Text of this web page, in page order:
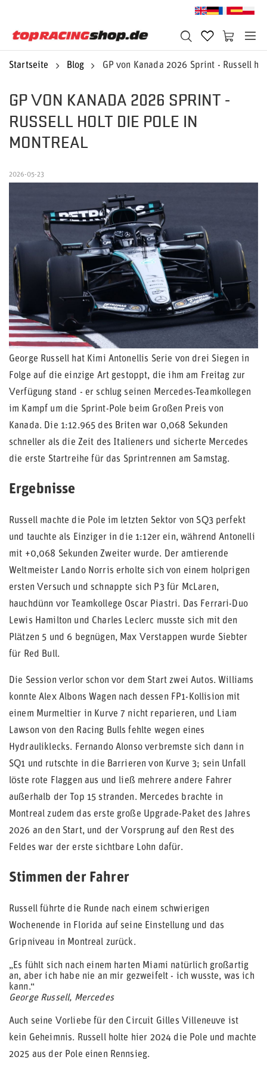
Startseite Blog GP von Kanada 2026 Sprint - Russell
GP VON KANADA 2026 SPRINT -
RUSSELL HOLT DIE POLE IN
MONTREAL
2026-05-23
George Russell hat Kimi Antonellis Serie von drei Siegen in
Folge auf die einzige Art gestoppt, die ihm am Freitag zur
Verfügung stand - er schlug seinen Mercedes-Teamkollegen
im Kampf um die Sprint-Pole beim Großen Preis von
Kanada. Die 1:12.965 des Briten war 0,068 Sekunden
schneller als die Zeit des Italieners und sicherte Mercedes
die erste Startreihe für das Sprintrennen am Samstag.
Ergebnisse
Russell machte die Pole im letzten Sektor von SQ3 perfekt
und tauchte als Einziger in die 1:12er ein, während Antonelli
mit +0,068 Sekunden Zweiter wurde. Der amtierende
Weltmeister Lando Norris erholte sich von einem holprigen
ersten Versuch und schnappte sich P3 für McLaren,
hauchdünn vor Teamkollege Oscar Piastri. Das Ferrari-Duo
Lewis Hamilton und Charles Leclerc musste sich mit den
Plätzen 5 und 6 begnügen, Max Verstappen wurde Siebter
für Red Bull.
Die Session verlor schon vor dem Start zwei Autos. Williams
konnte Alex Albons Wagen nach dessen FP1-Kollision mit
einem Murmeltier in Kurve 7 nicht reparieren, und Liam
Lawson von den Racing Bulls fehlte wegen eines
Hydrauliklecks. Fernando Alonso verbremste sich dann in
SQ1 und rutschte in die Barrieren von Kurve 3; sein Unfall
löste rote Flaggen aus und ließ mehrere andere Fahrer
außerhalb der Top 15 stranden. Mercedes brachte in
Montreal zudem das erste große Upgrade-Paket des Jahres
2026 an den Start, und der Vorsprung auf den Rest des
Feldes war der erste sichtbare Lohn dafür.
Stimmen der Fahrer
Russell führte die Runde nach einem schwierigen
Wochenende in Florida auf seine Einstellung und das
Gripniveau in Montreal zurück.
„Es fühlt sich nach einem harten Miami natürlich großartig
an, aber ich habe nie an mir gezweifelt - ich wusste, was ich
kann.“
George Russell, Mercedes
Auch seine Vorliebe für den Circuit Gilles Villeneuve ist
kein Geheimnis. Russell holte hier 2024 die Pole und machte
2025 aus der Pole einen Rennsieg.